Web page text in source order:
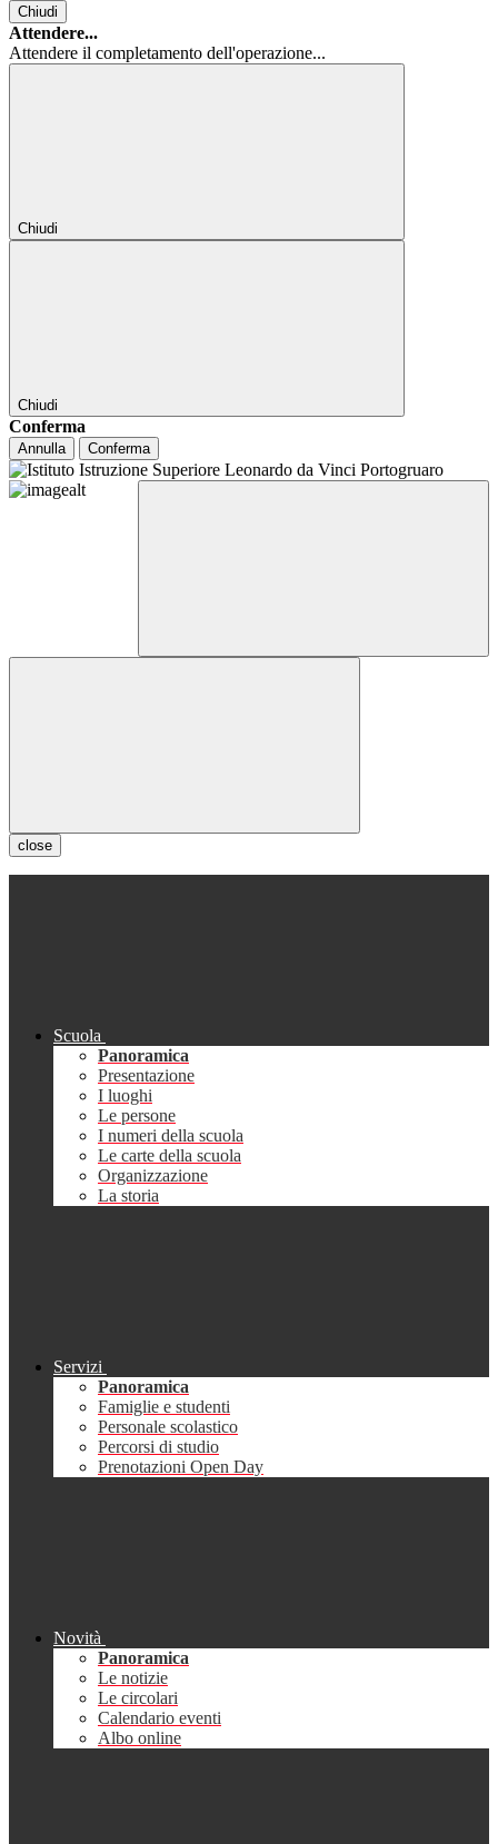
Chiudi
Attendere...
Attendere il completamento dell'operazione...
Chiudi
Chiudi
Conferma
Annulla Conferma
close
Scuola
Panoramica
Presentazione
I luoghi
Le persone
I numeri della scuola
Le carte della scuola
Organizzazione
La storia
Servizi
Panoramica
Famiglie e studenti
Personale scolastico
Percorsi di studio
Prenotazioni Open Day
Novità
Panoramica
Le notizie
Le circolari
Calendario eventi
Albo online